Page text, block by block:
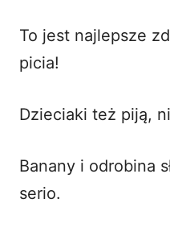
To jest najlepsze
picia!
Dzieciaki też piją,
Banany i odrobina
serio.